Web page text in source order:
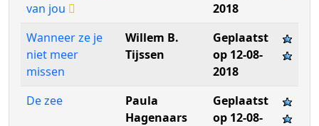
van jou
2018
Wanneer ze je
niet meer
missen
Willem B.
Tijssen
Geplaatst
op 12-08-
2018
De zee
Paula
Hagenaars
Geplaatst
op 12-08-